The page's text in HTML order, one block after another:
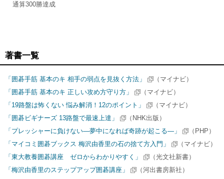
通算300勝達成
著書一覧
「囲碁手筋 基本のキ 相手の弱点を見抜く方法」
（マイナビ）
「囲碁手筋 基本のキ 正しい攻め方守り方」
（マイナビ）
「19路盤は怖くない 悩み解消！12のポイント」
（マイナビ）
「囲碁ビギナーズ 13路盤で最速上達」
（NHK出版）
「プレッシャーに負けない―夢中になれば奇跡が起こる―」
（PHP）
「マイコミ囲碁ブックス 梅沢由香里の石の捨て方入門」
（マイナビ）
「東大教養囲碁講座 ゼロからわかりやすく」
（光文社新書）
「梅沢由香里のステップアップ囲碁講座」
（河出書房新社）